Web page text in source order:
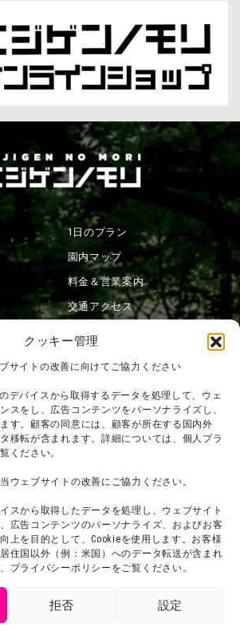
クッキー管理
サイトの改善に向けてご協力ください
デバイスから取得するデータを処理して、ウェ
スをし、広告コンテンツをパーソナライズし、
す。顧客の同意には、顧客が所在する国内外
移転が含まれます。詳細については、個人プラ
ください。
ウェブサイトの改善にご協力ください。
スから取得したデータを処理し、ウェブサイト
広告コンテンツのパーソナライズ、およびお客
上を目的として、Cookieを使用します。お客様
住国以外（例：米国）へのデータ転送が含まれ
プライバシーポリシーをご覧ください。
拒否 設定
1日のプラン
園内マップ
料金＆営業案内
交通アクセス
シー
メディア掲載実績
会社概要
スタッフ募集